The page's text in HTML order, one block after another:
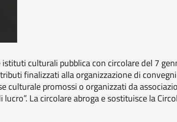
culturali pubblica con circolare del 7
finalizzati alla organizzazione di
culturale promossi o organizzati da
La circolare abroga e sostituisce la